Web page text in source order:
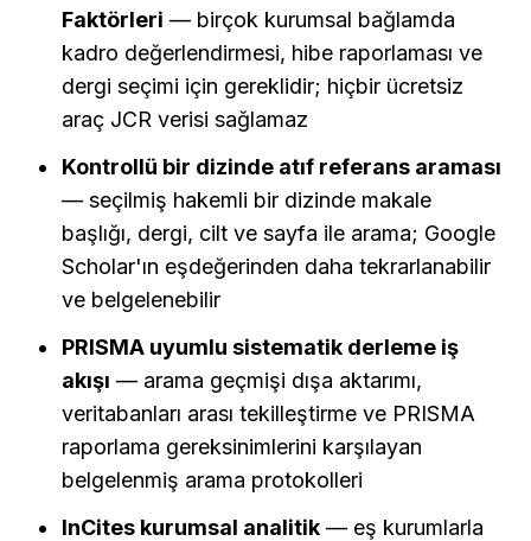
Faktörleri — birçok kurumsal bağlamda
kadro değerlendirmesi, hibe raporlaması ve
dergi seçimi için gereklidir; hiçbir ücretsiz
araç JCR verisi sağlamaz
Kontrollü bir dizinde atıf referans araması
— seçilmiş hakemli bir dizinde makale
başlığı, dergi, cilt ve sayfa ile arama; Google
Scholar'ın eşdeğerinden daha tekrarlanabilir
ve belgelenebilir
PRISMA uyumlu sistematik derleme iş
akışı — arama geçmişi dışa aktarımı,
veritabanları arası tekilleştirme ve PRISMA
raporlama gereksinimlerini karşılayan
belgelenmiş arama protokolleri
InCites kurumsal analitik — eş kurumlarla